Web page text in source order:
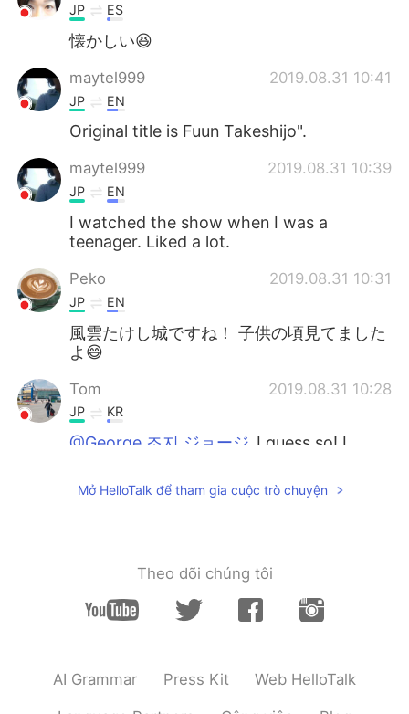
JP ES
懐かしい😆
maytel999 2019.08.31 10:41
JP EN
Original title is Fuun Takeshijo".
maytel999 2019.08.31 10:39
JP EN
I watched the show when I was a
teenager. Liked a lot.
Peko 2019.08.31 10:31
JP EN
風雲たけし城ですね！ 子供の頃見てました
よ😄
Tom 2019.08.31 10:28
JP KR
@George 조지 ジョージ I guess so! I
George 조지 ジョージ 2019.08.31 10:25
EN JP
George 조지 ジョージ 2019.08.31 10:21
Mở HelloTalk để tham gia cuộc trò chuyện
Theo dõi chúng tôi
AI Grammar Press Kit Web HelloTalk